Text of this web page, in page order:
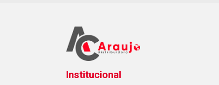
Institucional